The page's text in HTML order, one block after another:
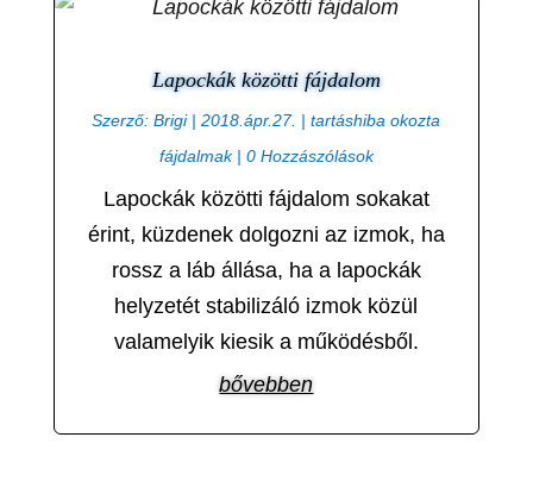
Lapockák közötti fájdalom
Szerző:Brigi|2018.ápr.27. |tartáshiba okozta
fájdalmak| 0 Hozzászólások
Lapockák közötti fájdalom sokakat
érint, küzdenek dolgozni az izmok, ha
rossz a láb állása, ha a lapockák
helyzetét stabilizáló izmok közül
valamelyik kiesik a működésből.
bővebben